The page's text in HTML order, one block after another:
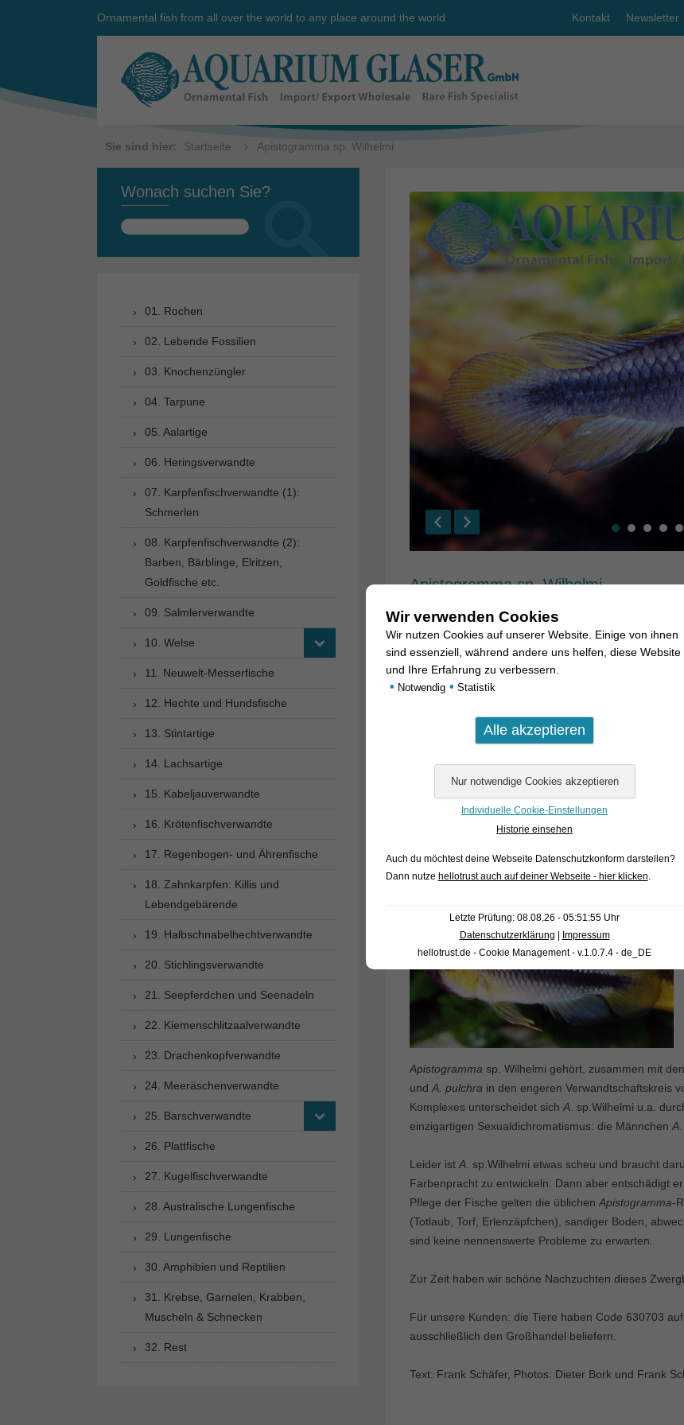
Ornamental fish from all over the world to any place around the world Kontakt Newsletter
Sie sind hier: Startseite Apistogramma sp. Wilhelmi
Apistogramma sp. Wilhelmi
Vor über 20 Jahren (1999) brachte Mario Wilhelm
wunderschönen Zwergcichliden vom Rio Abacaxis
Wilhelmi ist darum auch
. sp. Abacaxis. Dieser
keinen wissenschaftlichen Namen für die Art.
Apistogramma sp. Wilhelmi gehört, zusammen mit
und A. pulchra in den engeren Verwandtschaftskreis
Komplexes unterscheidet sich A . sp.Wilhelmi u.a.
einzigartigen Sexualdichromatismus: die Männchen A
Leider ist A . sp.Wilhelmi etwas scheu und braucht
Farbenpracht zu entwickeln. Dann aber entschädigt
Pflege der Fische gelten die üblichen Apistogramma-
(Totlaub, Torf, Erlenzäpfchen), sandiger Boden,
sind keine nennenswerte Probleme zu erwarten.
Zur Zeit haben wir schöne Nachzuchten dieses
Für unsere Kunden: die Tiere haben Code 630703
ausschließlich den Großhandel beliefern.
Text: Frank Schäfer, Photos: Dieter Bork und Frank
Wonach suchen Sie?
Suchen
01. Rochen
02. Lebende Fossilien
03. Knochenzüngler
04. Tarpune
05. Aalartige
06. Heringsverwandte
07. Karpfenfischverwandte (1):
Schmerlen
08. Karpfenfischverwandte (2):
Barben, Bärblinge, Elritzen,
Goldfische etc.
09. Salmlerverwandte
10. Welse
11. Neuwelt-Messerfische
12. Hechte und Hundsfische
13. Stintartige
14. Lachsartige
15. Kabeljauverwandte
16. Krötenfischverwandte
17. Regenbogen- und Ährenfische
18. Zahnkarpfen: Killis und
Lebendgebärende
19. Halbschnabelhechtverwandte
20. Stichlingsverwandte
21. Seepferdchen und Seenadeln
22. Kiemenschlitzaalverwandte
23. Drachenkopfverwandte
24. Meeräschenverwandte
25. Barschverwandte
26. Plattfische
27. Kugelfischverwandte
28. Australische Lungenfische
29. Lungenfische
30. Amphibien und Reptilien
31. Krebse, Garnelen, Krabben,
Muscheln & Schnecken
32. Rest
Wir verwenden Cookies
Wir nutzen Cookies auf unserer Website. Einige von ihnen
sind essenziell, während andere uns helfen, diese Website
und Ihre Erfahrung zu verbessern.
• Notwendig • Statistik
Individuelle Cookie-Einstellungen
Historie einsehen
Auch du möchtest deine Webseite Datenschutzkonform darstellen?
Dann nutze hellotrust auch auf deiner Webseite - hier klicken
Letzte Prüfung: 08.08.26 - 05:51:55 Uhr
Datenschutzerklärung | Impressum
hellotrust.de - Cookie Management - v.1.0.7.4 - de_DE